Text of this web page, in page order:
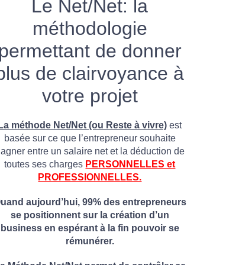
Le Net/Net: la
méthodologie
de donner
de clairvoyance à
votre projet
méthode Net/Net (ou Reste à vivre) est
basée sur ce que l’entrepreneur souhaite
entre un salaire net et la déduction de
toutes ses charges PERSONNELLES et
PROFESSIONNELLES.
aujourd’hui, 99% des entrepreneurs
se positionnent sur la création d’un
business en espérant à la fin pouvoir se
rémunérer.